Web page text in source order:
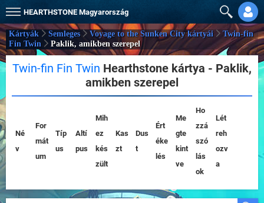
HEARTHSTONE Magyarország
Kártyák Semleges Voyage to the Sunken City kártyái
Twin-fin
Fin Twin
Paklik, amikben szerepel
Twin-fin Fin Twin Hearthstone kártya - Paklik,
amikben szerepel
Né
v
For
mát
um
Típ
us
Altí
pus
Mih
ez
kés
zült
Kas
zt
Dus
t
Ért
éke
lés
Me
gte
kint
ve
Ho
zzá
szó
lás
ok
Lét
reh
ozv
a